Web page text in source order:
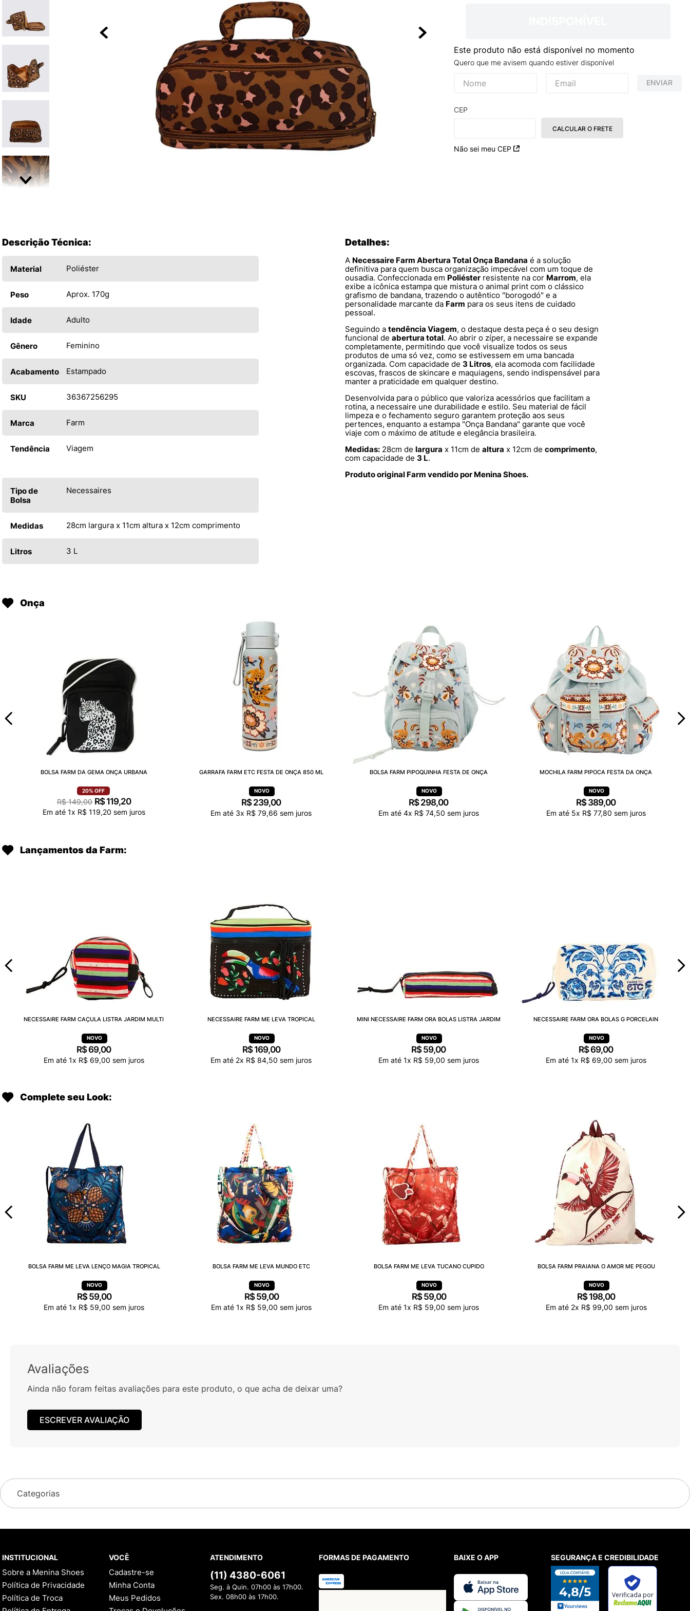
Este produto não está disponível no momento
Quero que me avisem quando estiver disponível
ENVIAR
CEP
Não sei meu CEP
CALCULAR O FRETE
Descrição Técnica:
Material Poliéster
Peso Aprox. 170g
Idade Adulto
Gênero Feminino
Acabamento Estampado
SKU 36367256295
Marca Farm
Tendência Viagem
Tipo de
Bolsa
Necessaires
Medidas 28cm largura x 11cm altura x 12cm comprimento
Litros 3 L
Detalhes:
A Necessaire Farm Abertura Total Onça Bandana é a solução
definitiva para quem busca organização impecável com um toque de
ousadia. Confeccionada em Poliéster resistente na cor Marrom, ela
exibe a icônica estampa que mistura o animal print com o clássico
grafismo de bandana, trazendo o autêntico "borogodó" e a
personalidade marcante da Farm para os seus itens de cuidado
pessoal.
Seguindo a tendência Viagem, o destaque desta peça é o seu design
funcional de abertura total. Ao abrir o zíper, a necessaire se expande
completamente, permitindo que você visualize todos os seus
produtos de uma só vez, como se estivessem em uma bancada
organizada. Com capacidade de 3 Litros, ela acomoda com facilidade
escovas, frascos de skincare e maquiagens, sendo indispensável para
manter a praticidade em qualquer destino.
Desenvolvida para o público que valoriza acessórios que facilitam a
rotina, a necessaire une durabilidade e estilo. Seu material de fácil
limpeza e o fechamento seguro garantem proteção aos seus
pertences, enquanto a estampa "Onça Bandana" garante que você
viaje com o máximo de atitude e elegância brasileira.
Medidas: 28cm de largura x 11cm de altura x 12cm de comprimento,
com capacidade de 3 L.
Produto original Farm vendido por Menina Shoes.
Onça
BOLSA FARM DA GEMA ONÇA URBANA
20% OFF
R$ 149,00 R$ 119,20
Em até 1x R$ 119,20 sem juros
GARRAFA FARM ETC FESTA DE ONÇA 850 ML
R$239,00
Em até 3x R$ 79,66 sem juros
BOLSA FARM PIPOQUINHA FESTA DE ONÇA
R$298,00
Em até 4x R$ 74,50 sem juros
MOCHILA FARM PIPOCA FESTA DA ONÇA
R$389,00
Em até 5x R$ 77,80 sem juros
Lançamentos da Farm:
NECESSAIRE FARM CAÇULA LISTRA JARDIM MULTI
R$69,00
Em até 1x R$ 69,00 sem juros
NECESSAIRE FARM ME LEVA TROPICAL
R$ 169,00
Em até 2x R$ 84,50 sem juros
MINI NECESSAIRE FARM ORA BOLAS LISTRA JARDIM
R$59,00
Em até 1x R$ 59,00 sem juros
NECESSAIRE FARM ORA BOLAS G PORCELAIN
R$69,00
Em até 1x R$ 69,00 sem juros
Complete seu Look:
BOLSA FARM ME LEVA LENÇO MAGIA TROPICAL
R$ 59,00
Em até 1x R$ 59,00 sem juros
BOLSA FARM ME LEVA MUNDO ETC
R$ 59,00
Em até 1x R$ 59,00 sem juros
BOLSA FARM ME LEVA TUCANO CUPIDO
R$ 59,00
Em até 1x R$ 59,00 sem juros
BOLSA FARM PRAIANA O AMOR ME PEGOU
R$ 198,00
Em até 2x R$ 99,00 sem juros
Avaliações
Ainda não foram feitas avaliações para este produto, o que acha de deixar uma?
ESCREVER AVALIAÇÃO
Categorias
INSTITUCIONAL
Sobre a Menina Shoes
Política de Privacidade
Política de Troca
VOCÊ
Cadastre-se
Minha Conta
Meus Pedidos
ATENDIMENTO
(11) 4380-6061
Seg. à Quin. 07h00 às 17h00.
Sex. 08h00 às 17h00.
FORMAS DE PAGAMENTO BAIXE O APP SEGURANÇA E CREDIBILIDADE